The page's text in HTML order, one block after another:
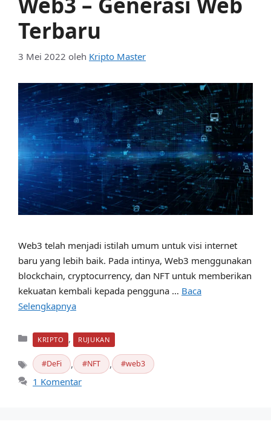
Terbaru
3 Mei 2022 oleh Kripto Master
Web3 telah menjadi istilah umum untuk visi internet
baru yang lebih baik. Pada intinya, Web3 menggunakan
blockchain, cryptocurrency, dan NFT untuk memberikan
kekuatan kembali kepada pengguna … Baca
Selengkapnya
Kategori
KRIPTO , RUJUKAN
Tag DeFi , NFT , web3
1 Komentar